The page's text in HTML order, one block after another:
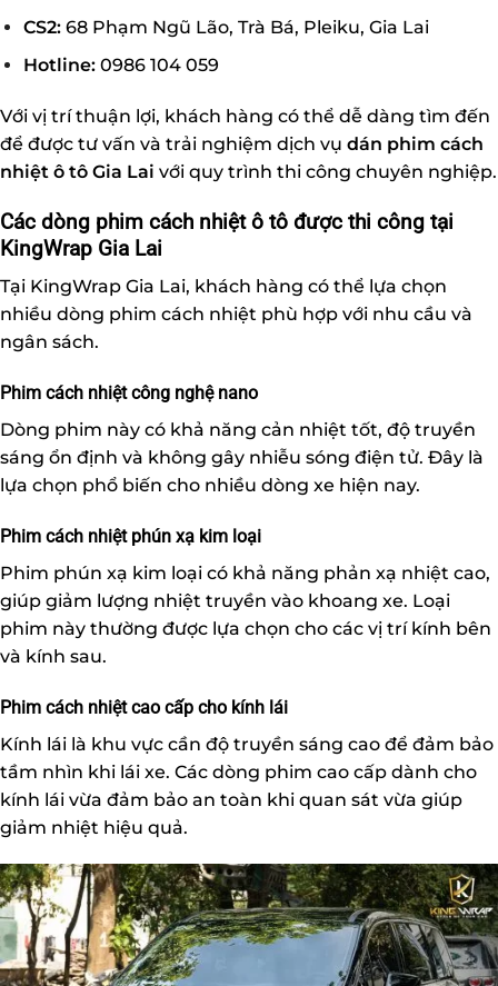
CS2:68 Phạm Ngũ Lão, Trà Bá, Pleiku, Gia Lai
Hotline:0986 104 059
Với vị trí thuận lợi, khách hàng có thể dễ dàng tìm đến
để được tư vấn và trải nghiệm dịch vụ dán phim cách
nhiệt ô tô Gia Lai với quy trình thi công chuyên nghiệp.
Các dòng phim cách nhiệt ô tô được thi công tại
KingWrap Gia Lai
Tại KingWrap Gia Lai, khách hàng có thể lựa chọn
nhiều dòng phim cách nhiệt phù hợp với nhu cầu và
ngân sách.
Phim cách nhiệt công nghệ nano
Dòng phim này có khả năng cản nhiệt tốt, độ truyền
sáng ổn định và không gây nhiễu sóng điện tử. Đây là
lựa chọn phổ biến cho nhiều dòng xe hiện nay.
Phim cách nhiệt phún xạ kim loại
Phim phún xạ kim loại có khả năng phản xạ nhiệt cao,
giúp giảm lượng nhiệt truyền vào khoang xe. Loại
phim này thường được lựa chọn cho các vị trí kính bên
và kính sau.
Phim cách nhiệt cao cấp cho kính lái
Kính lái là khu vực cần độ truyền sáng cao để đảm bảo
tầm nhìn khi lái xe. Các dòng phim cao cấp dành cho
kính lái vừa đảm bảo an toàn khi quan sát vừa giúp
giảm nhiệt hiệu quả.